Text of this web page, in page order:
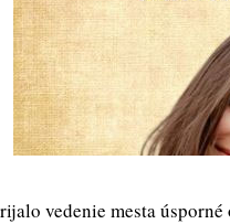
vedenie mesta